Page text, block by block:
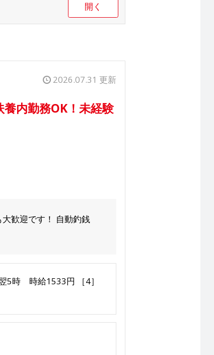
開く
2026.07.31 更新
養内勤務OK！未経験
歓迎です！ 自動釣銭
5時 時給1533円 ［4］